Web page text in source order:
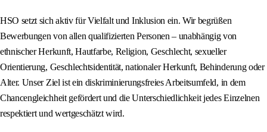
HSO setzt sich aktiv für Vielfalt und Inklusion ein. Wir begrüßen
Bewerbungen von allen qualifizierten Personen – unabhängig von
ethnischer Herkunft, Hautfarbe, Religion, Geschlecht, sexueller
Orientierung, Geschlechtsidentität, nationaler Herkunft, Behinderung oder
Alter. Unser Ziel ist ein diskriminierungsfreies Arbeitsumfeld, in dem
Chancengleichheit gefördert und die Unterschiedlichkeit jedes Einzelnen
respektiert und wertgeschätzt wird.